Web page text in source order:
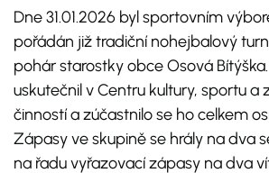
Dne 31.01.2026 byl sportovním
pořádán již tradiční nohejbalový
pohár starostky obce Osová
uskutečnil v Centru kultury, sportu a
činností a zúčastnilo se ho celkem
Zápasy ve skupině se hrály na dva
na řadu vyřazovací zápasy na dva